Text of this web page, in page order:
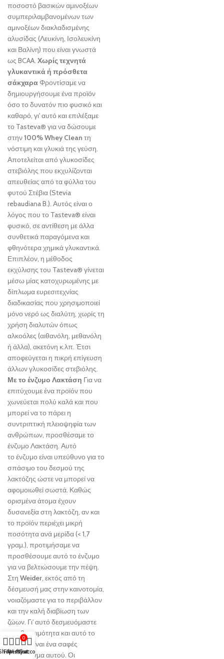
ποσοστό βασικών αμινοξέων
συμπεριλαμβανομένων των
αμινοξέων διακλαδισμένης
αλυσίδας (Λευκίνη, Ισολευκίνη
και Βαλίνη) που είναι γνωστά
ως BCAA. Χωρίς τεχνητά
γλυκαντικά ή πρόσθετα
σάκχαρα Φροντίσαμε να
δημιουργήσουμε ένα προϊόν
όσο το δυνατόν πιο φυσικό και
καθαρό, γι' αυτό και επιλέξαμε
το Tasteva® για να δώσουμε
στην100% Whey Clean τη
νόστιμη και γλυκιά της γεύση.
Αποτελείται από γλυκοσίδες
στεβιόλης που εκχυλίζονται
απευθείας από τα φύλλα του
φυτού Στέβια (Stevia
rebaudiana B.). Αυτός είναι ο
λόγος που το Tasteva® είναι
φυσικό, σε αντίθεση με άλλα
συνθετικά παραγόμενα και
φθηνότερα χημικά γλυκαντικά.
Επιπλέον, η μέθοδος
εκχύλισης του Tasteva® γίνεται
μέσω μίας κατοχυρωμένης με
δίπλωμα ευρεσιτεχνίας
διαδικασίας που χρησιμοποιεί
μόνο νερό ως διαλύτη, χωρίς τη
χρήση διαλυτών όπως
αλκοόλες (αιθανόλη, μεθανόλη
ή άλλα), ακετόνη κ.λπ. Έτσι
αποφεύγεται η πικρή επίγευση
άλλων γλυκοσίδες στεβιόλης.
Με το ένζυμο Λακτάση Για να
επιτύχουμε ένα προϊόν που
χωνεύεται πολύ καλά και που
μπορεί να το πάρει η
συντριπτική πλειοψηφία των
ανθρώπων, προσθέσαμε το
ένζυμο Λακτάση. Αυτό
το ένζυμο είναι υπεύθυνο για το
σπάσιμο του δεσμού της
λακτόζης ώστε να μπορεί να
αφομοιωθεί σωστά. Καθώς
ορισμένα άτομα έχουν
δυσανεξία στη λακτόζη, αν και
το προϊόν περιέχει μικρή
ποσότητα ανά μερίδα (< 1,7
γραμ.), προτιμήσαμε να
προσθέσουμε αυτό το ένζυμο
για να βελτιώσουμε την πέψη.
Στη Weider, εκτός από τη
δέσμευσή μας στην καινοτομία,
νοιαζόμαστε για το περιβάλλον
και την καλή διαβίωση των
ζώων. Γι' αυτό δεσμευόμαστε
στη βιωσιμότητα και αυτό το
προϊόν είναι ένα σαφές
παράδειγμα αυτού. Οι
Filters
Wishlist
0
Cart
My account